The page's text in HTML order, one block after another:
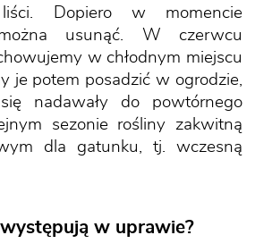
Dopiero w momencie
usunąć. W czerwcu
w chłodnym miejscu
je potem posadzić w ogrodzie,
nadawały do powtórnego
sezonie rośliny zakwitną
dla gatunku, tj. wczesną
w uprawie?